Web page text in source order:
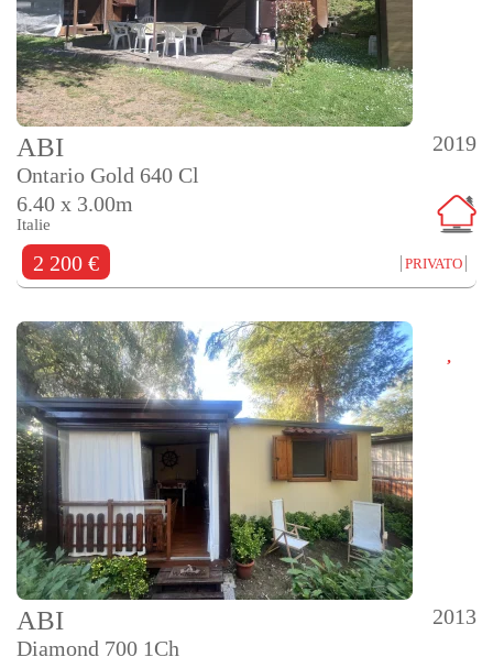
2019
ABI
Ontario Gold 640 Cl
6.40 x 3.00m
Italie
2 200 € PRIVATO
2013
ABI
Diamond 700 1Ch